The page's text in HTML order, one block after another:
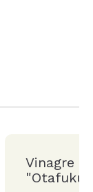
Vinagre
"Otafuku"